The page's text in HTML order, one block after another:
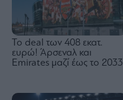
To deal των 408 εκατ.
ευρώ! Άρσεναλ και
Emirates μαζί έως το 2033